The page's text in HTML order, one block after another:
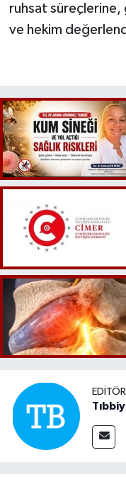
ruhsat süreçlerine,
ve hekim